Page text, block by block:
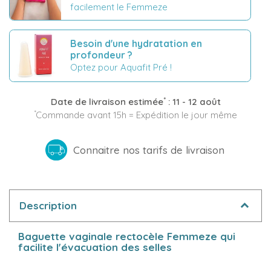
facilement le Femmeze
Besoin d'une hydratation en
profondeur ?
Optez pour Aquafit Pré !
Date de livraison estimée*: 11 - 12 août
*Commande avant 15h = Expédition le jour même
Connaitre nos tarifs de livraison
Description
Baguette vaginale rectocèle Femmeze qui
facilite l'évacuation des selles